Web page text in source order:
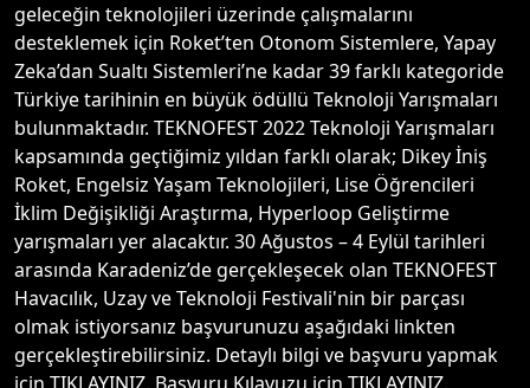
geleceğin teknolojileri üzerinde çalışmalarını
desteklemek için Roket’ten Otonom Sistemlere, Yapay
Zeka’dan Sualtı Sistemleri’ne kadar 39 farklı kategoride
Türkiye tarihinin en büyük ödüllü Teknoloji Yarışmaları
bulunmaktadır. TEKNOFEST 2022 Teknoloji Yarışmaları
kapsamında geçtiğimiz yıldan farklı olarak; Dikey İniş
Roket, Engelsiz Yaşam Teknolojileri, Lise Öğrencileri
İklim Değişikliği Araştırma, Hyperloop Geliştirme
yarışmaları yer alacaktır. 30 Ağustos – 4 Eylül tarihleri
arasında Karadeniz’de gerçekleşecek olan TEKNOFEST
Havacılık, Uzay ve Teknoloji Festivali'nin bir parçası
olmak istiyorsanız başvurunuzu aşağıdaki linkten
gerçekleştirebilirsiniz. Detaylı bilgi ve başvuru yapmak